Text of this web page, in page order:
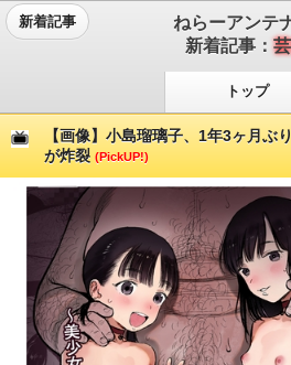
新着記事
ねらーアンテ
新着記事：
トップ
【画像】小島瑠璃子、1年3ヶ月ぶ
が炸裂 (PickUP!)